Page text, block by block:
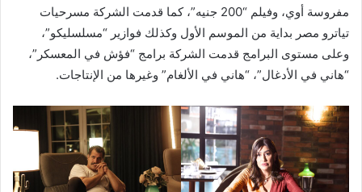
مفروسة أوي، وفيلم “200 جنيه”، كما قدمت الشركة مسرحيات
تياترو مصر بداية من الموسم الأول وكذلك فوازير “مسلسليكو”،
وعلى مستوى البرامج قدمت الشركة برامج “فؤش في المعسكر”،
“هاني في الأدغال”، “هاني في الألغام” وغيرها من الإنتاجات.